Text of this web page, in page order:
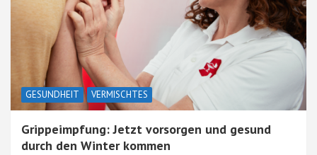
GESUNDHEIT VERMISCHTES
Grippeimpfung: Jetzt vorsorgen und gesund
durch den Winter kommen